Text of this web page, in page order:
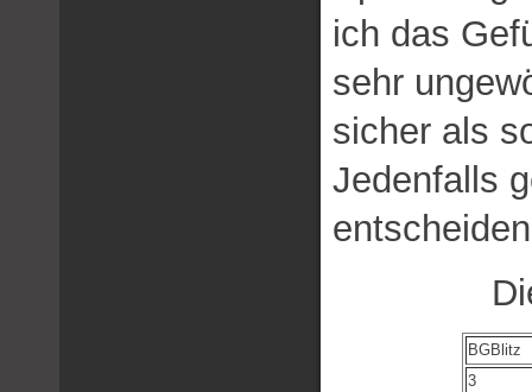
ich das
sehr
sicher als
Jedenfalls
BGBlitz
3